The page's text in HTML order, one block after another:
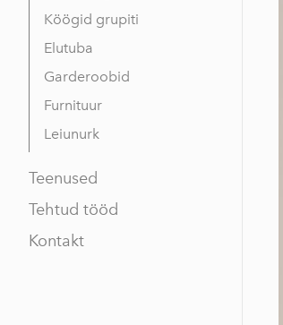
Köögid grupiti
Elutuba
Garderoobid
Furnituur
Leiunurk
Teenused
Tehtud tööd
Kontakt